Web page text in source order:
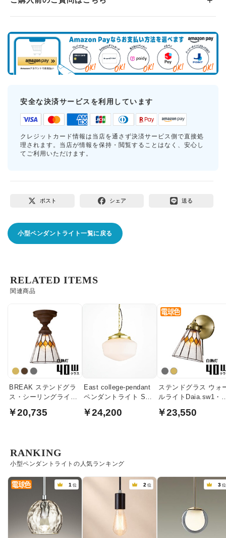
安全な決済サービスを利用しています
クレジットカード情報は当店を通さず決済サービス側で直接処
理されます。当店が情報を保持・閲覧することはなく、安心し
てご利用いただけます。
ポスト シェア 送る
小型ペンダントライト一覧に戻る
関連商品
RELATED ITEMS
BREAK ステンドグラ
ス・シーリングライト
￥20,735
East college-pendant
ペンダントライト Sサ
ド・ホワイトガラス
￥24,200
ステンドグラス ウォ
ルライトDaia.sw1・
￥23,550
小型ペンダントライトの人気ランキング
RANKING
1 位 2 位 3 位